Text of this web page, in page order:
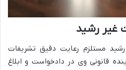
غیر رشید
مستلزم رعایت دقیق تشریفات
قانونی وی در دادخواست و ابلاغ